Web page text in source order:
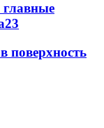
главные
23
поверхность